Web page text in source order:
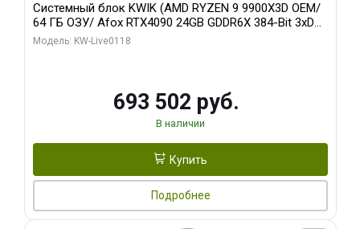
Системный блок KWIK (AMD RYZEN 9 9900X3D OEM/
64 ГБ ОЗУ/ Afox RTX4090 24GB GDDR6X 384-Bit 3xDP
HDMI ATX Turbo/ 960 ГБ SSD)
Модель: KW-Live0118
693 502 руб.
В наличии
Купить
Подробнее